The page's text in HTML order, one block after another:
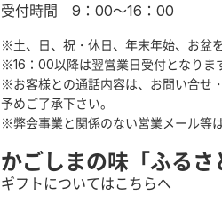
受付時間 9：00～16：00
※土、日、祝・休日、年末年始、お盆を
※16：00以降は翌営業日受付となりま
※お客様との通話内容は、お問い合せ
予めご了承下さい。
※弊会事業と関係のない営業メール等
かごしまの味「ふるさ
ギフトについてはこちらへ